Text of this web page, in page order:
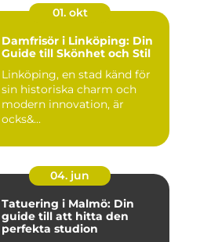
01. okt
Damfrisör i Linköping: Din
Guide till Skönhet och Stil
Linköping, en stad känd för
sin historiska charm och
modern innovation, är
ocks&...
04. jun
Tatuering i Malmö: Din
guide till att hitta den
perfekta studion